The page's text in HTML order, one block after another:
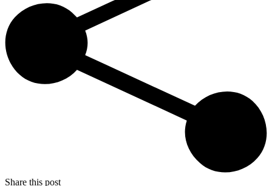
Share this post